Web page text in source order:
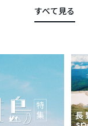
すべて見る